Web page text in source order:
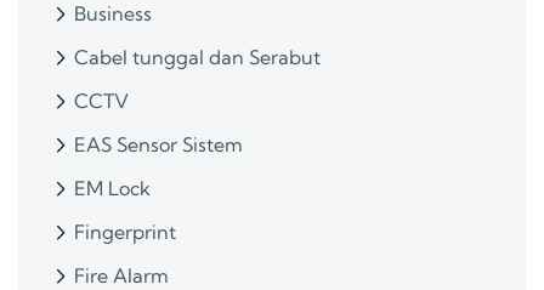
Business
Cabel tunggal dan Serabut
CCTV
EAS Sensor Sistem
EM Lock
Fingerprint
Fire Alarm